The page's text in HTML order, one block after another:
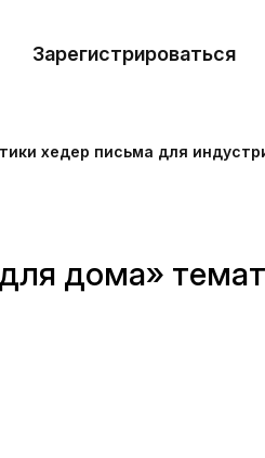
Зарегистрироваться
хедер письма для
дома»